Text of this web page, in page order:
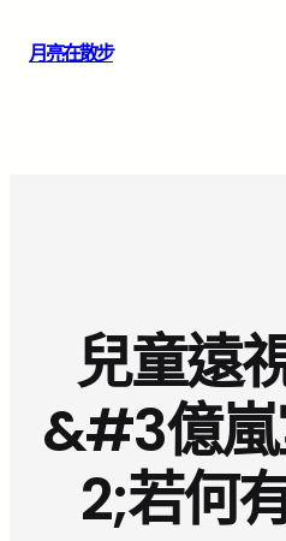
月亮在散步
兒童遠
&#3億嵐
2;若何